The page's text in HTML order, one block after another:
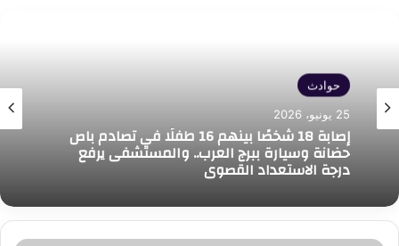
25 يونيو، 2026
حضانة وسيارة ببرج العرب.. والمستشفى يرفع
حوادث
24 يونيو، 2026
كشف ملابسات التعدي على مستأجر محل
وتحطيم محتوياته بالإسكندرية